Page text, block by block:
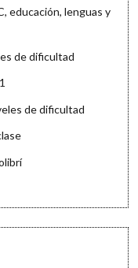
educación, lenguas y
de dificultad
de dificultad